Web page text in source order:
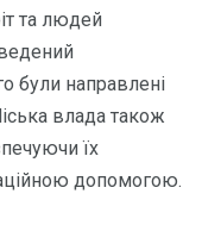
та людей
були направлені
влада також
їх
допомогою.